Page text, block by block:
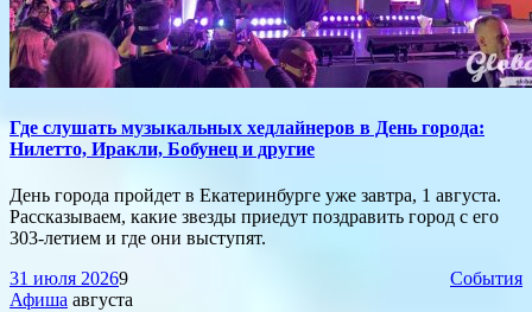
​Где слушать музыкальных хедлайнеров в День города:
Нилетто, Иракли, Бобунец и другие
День города пройдет в Екатеринбурге уже завтра, 1 августа.
Рассказываем, какие звезды приедут поздравить город с его
303-летием и где они выступят.
31 июля 2026
События
9
Афиша августа